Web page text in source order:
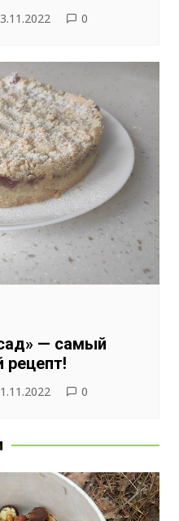
0
— самый
рецепт!
0